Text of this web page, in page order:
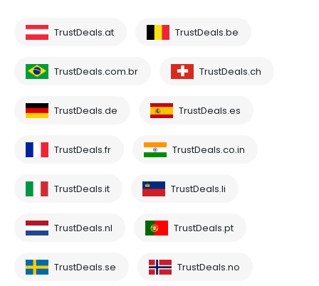
TrustDeals.at TrustDeals.be
TrustDeals.com.br TrustDeals.ch
TrustDeals.de TrustDeals.es
TrustDeals.fr TrustDeals.co.in
TrustDeals.it TrustDeals.li
TrustDeals.nl TrustDeals.pt
TrustDeals.se TrustDeals.no